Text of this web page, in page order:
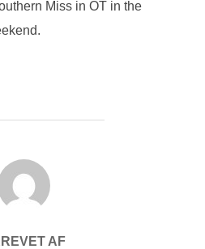
Miss in OT in the
AF